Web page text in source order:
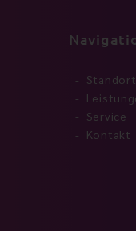
Service
Kontakt